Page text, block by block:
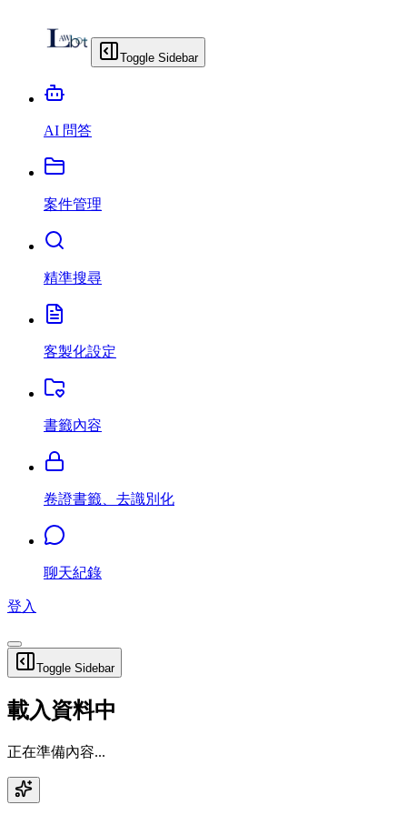
Toggle Sidebar
AI 問答
案件管理
精準搜尋
客製化設定
書籤內容
卷證書籤、去識別化
聊天紀錄
登入
Toggle Sidebar
載入資料中
正在準備內容...